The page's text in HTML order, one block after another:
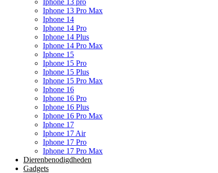
Iphone 13 Pro Max
Iphone 14
Iphone 14 Pro
Iphone 14 Plus
Iphone 14 Pro Max
Iphone 15
Iphone 15 Pro
Iphone 15 Plus
Iphone 15 Pro Max
Iphone 16
Iphone 16 Pro
Iphone 16 Plus
Iphone 16 Pro Max
Iphone 17
Iphone 17 Air
Iphone 17 Pro
Iphone 17 Pro Max
Dierenbenodigdheden
Gadgets